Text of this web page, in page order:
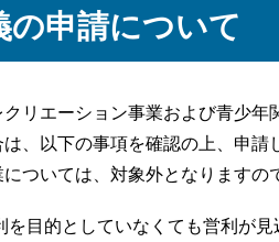
の申請について
リエーション事業および青少
、以下の事項を確認の上、申請
ついては、対象外となりますの
目的としていなくても営利が